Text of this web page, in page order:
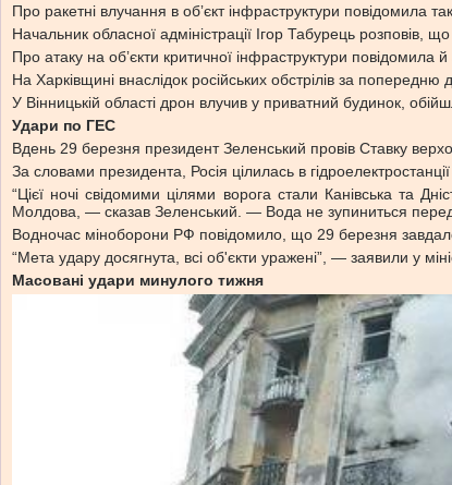
Про ракетні влучання в обʼєкт інфраструктури повідомила
Начальник обласної адміністрації Ігор Табурець розповів,
Про атаку на обʼєкти критичної інфраструктури повідомила й
На Харківщині внаслідок російських обстрілів за
У Вінницькій області дрон влучив у приватний будинок,
Удари по ГЕС
Вдень 29 березня президент Зеленський провів Ставку
За словами президента, Росія цілилась в гідроелектростанції
“Цієї ночі свідомими цілями ворога стали Канівська та
Молдова, — сказав Зеленський. — Вода не зупиниться перед
Водночас міноборони РФ повідомило, що 29 березня
“Мета удару досягнута, всі об'єкти уражені”, — заявили у
Масовані удари минулого тижня